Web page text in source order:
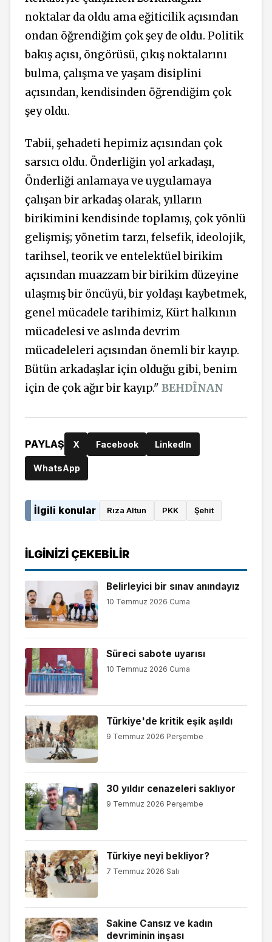
noktalar da oldu ama eğiticilik açısından
ondan öğrendiğim çok şey de oldu. Politik
bakış açısı, öngörüsü, çıkış noktalarını
bulma, çalışma ve yaşam disiplini
açısından, kendisinden öğrendiğim çok
şey oldu.
Tabii, şehadeti hepimiz açısından çok
sarsıcı oldu. Önderliğin yol arkadaşı,
Önderliği anlamaya ve uygulamaya
çalışan bir arkadaş olarak, yılların
birikimini kendisinde toplamış, çok yönlü
gelişmiş; yönetim tarzı, felsefik, ideolojik,
tarihsel, teorik ve entelektüel birikim
açısından muazzam bir birikim düzeyine
ulaşmış bir öncüyü, bir yoldaşı kaybetmek,
genel mücadele tarihimiz, Kürt halkının
mücadelesi ve aslında devrim
mücadeleleri açısından önemli bir kayıp.
Bütün arkadaşlar için olduğu gibi, benim
için de çok ağır bir kayıp." BEHDÎNAN
PAYLAŞ X Facebook LinkedIn
WhatsApp
İlgili konular Rıza Altun PKK Şehit
İLGINIZI ÇEKEBILIR
Belirleyici bir sınav anındayız
10 Temmuz 2026 Cuma
Süreci sabote uyarısı
10 Temmuz 2026 Cuma
Türkiye'de kritik eşik aşıldı
9 Temmuz 2026 Perşembe
30 yıldır cenazeleri saklıyor
9 Temmuz 2026 Perşembe
Türkiye neyi bekliyor?
7 Temmuz 2026 Salı
Sakine Cansız ve kadın
devriminin inşası